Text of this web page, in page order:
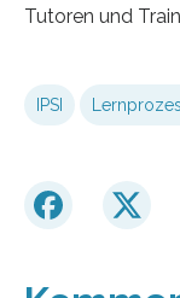
Tutoren und
IPSI